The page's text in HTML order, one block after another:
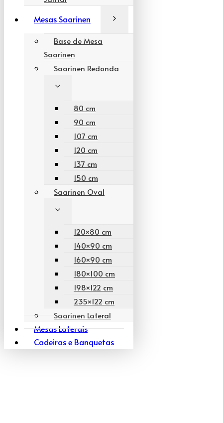
Mesas Saarinen
Base de Mesa
Saarinen
Saarinen Redonda
80 cm
90 cm
107 cm
120 cm
137 cm
150 cm
Saarinen Oval
120×80 cm
140×90 cm
160×90 cm
180×100 cm
198×122 cm
235×122 cm
Saarinen Lateral
Mesas Laterais
Cadeiras e Banquetas